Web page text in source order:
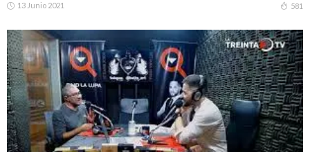
13 Junio 2021 581